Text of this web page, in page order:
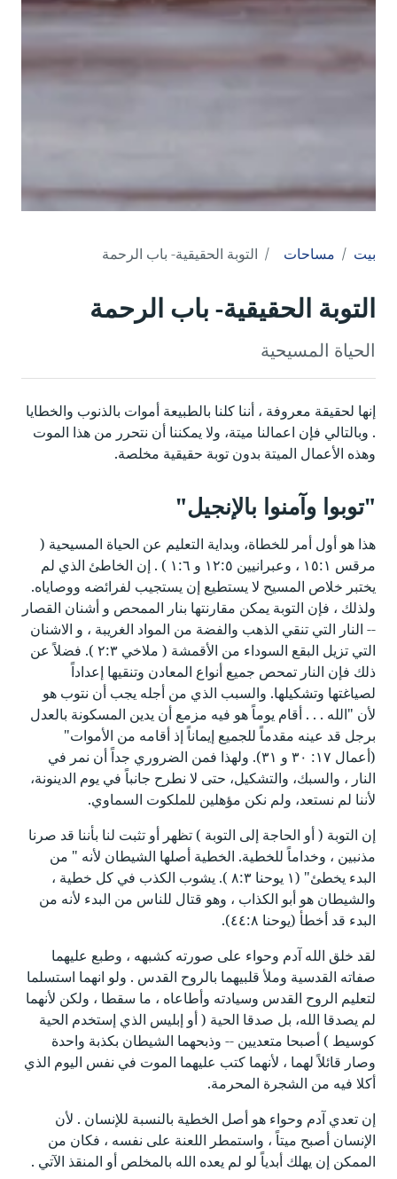
بيت مساحات التوبة الحقيقية- باب الرحمة
التوبة الحقيقية- باب الرحمة
الحياة المسيحية
إنها لحقيقة معروفة ، أننا كلنا بالطبيعة أموات بالذنوب والخطايا
. وبالتالي فإن اعمالنا ميتة، ولا يمكننا أن نتحرر من هذا الموت
وهذه الأعمال الميتة بدون توبة حقيقية مخلصة.
"توبوا وآمنوا بالإنجيل"
هذا هو أول أمر للخطاة، وبداية التعليم عن الحياة المسيحية (
مرقس ١٥:١ ، وعبرانيين ١٢:٥ و ١:٦ ) . إن الخاطئ الذي لم
يختبر خلاص المسيح لا يستطيع إن يستجيب لفرائضه ووصاياه.
ولذلك ، فإن التوبة يمكن مقارنتها بنار الممحص و أشنان القصار
-- النار التي تنقي الذهب والفضة من المواد الغريبة ، و الاشنان
التي تزيل البقع السوداء من الأقمشة ( ملاخي ٢:٣ ). فضلاً عن
ذلك فإن النار تمحص جميع أنواع المعادن وتنقيها إعداداً
لصياغتها وتشكيلها. والسبب الذي من أجله يجب أن نتوب هو
لأن "الله . . . أقام يوماً هو فيه مزمع أن يدين المسكونة بالعدل
برجل قد عينه مقدماً للجميع إيماناً إذ أقامه من الأموات"
(أعمال ١٧: ٣٠ و ٣١). ولهذا فمن الضروري جداً أن نمر في
النار ، والسبك، والتشكيل، حتى لا نطرح جانباً في يوم الدينونة،
لأننا لم نستعد، ولم نكن مؤهلين للملكوت السماوي.
إن التوبة ( أو الحاجة إلى التوبة ) تظهر أو تثبت لنا بأننا قد صرنا
مذنبين ، وخداماً للخطية. الخطية أصلها الشيطان لأنه " من
البدء يخطئ" (١ يوحنا ٨:٣ ). يشوب الكذب في كل خطية ،
والشيطان هو أبو الكذاب ، وهو قتال للناس من البدء لأنه من
البدء قد أخطأ (يوحنا ٤٤:٨).
لقد خلق الله آدم وحواء على صورته كشبهه ، وطبع عليهما
صفاته القدسية وملأ قلبيهما بالروح القدس . ولو انهما استسلما
لتعليم الروح القدس وسيادته وأطاعاه ، ما سقطا ، ولكن لأنهما
لم يصدقا الله، بل صدقا الحية ( أو إبليس الذي إستخدم الحية
كوسيط ) أصبحا متعديين -- وذبحهما الشيطان بكذبة واحدة
وصار قائلاً لهما ، لأنهما كتب عليهما الموت في نفس اليوم الذي
أكلا فيه من الشجرة المحرمة.
إن تعدي آدم وحواء هو أصل الخطية بالنسبة للإنسان . لأن
الإنسان أصبح ميتاً ، واستمطر اللعنة على نفسه ، فكان من
الممكن إن يهلك أبدياً لو لم يعده الله بالمخلص أو المنقذ الآتي .